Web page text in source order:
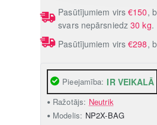
Pieejamība: IR VEIKALĀ
Ražotājs: Neutrik
Modelis: NP2X-BAG
Pasūtījumiem virs€150,
svars nepārsniedz30 kg.
Pasūtījumiem virs€298,